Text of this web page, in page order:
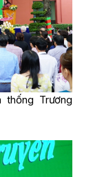
thống Trương